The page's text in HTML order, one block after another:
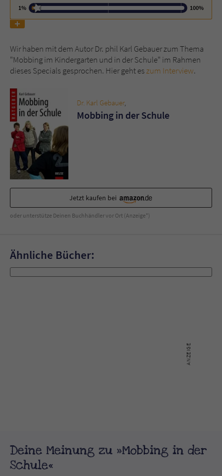
1%
100%
Wir haben mit dem Autor Dr. phil Karl Gebauer zum Thema
"Mobbing im Kindergarten und in der Schule" im Rahmen
dieses Specials gesprochen. Hier geht eszum Interview.
Dr. Karl Gebauer,
Mobbing in der Schule
Jetzt kaufen bei
oder unterstütze Deinen Buchhändler vor Ort (Anzeige*)
Ähnliche Bücher:
Deine Meinung zu »Mobbing in der
Schule«
Anbieter Literatur-Couch Medien GmbH & Co. KG
Laufzeit 1 Jahr
Zweck
Name
Anbieter
Laufzeit
Zweck
Kommunikation der Webseite mit dem
Benutzer. Es wird benötigt um z. B. den